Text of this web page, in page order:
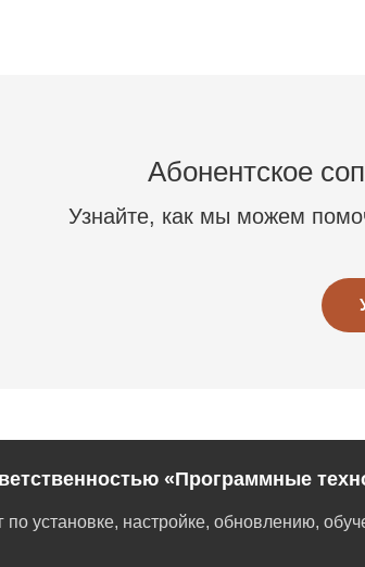
Абонентское
Узнайте, как мы можем
«Программные
установке, настройке, обновлению,